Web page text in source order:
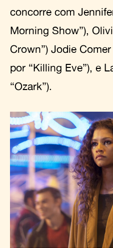
concorre com
Morning Show”),
Crown”) Jodie
por “Killing Eve”), e
“Ozark”).